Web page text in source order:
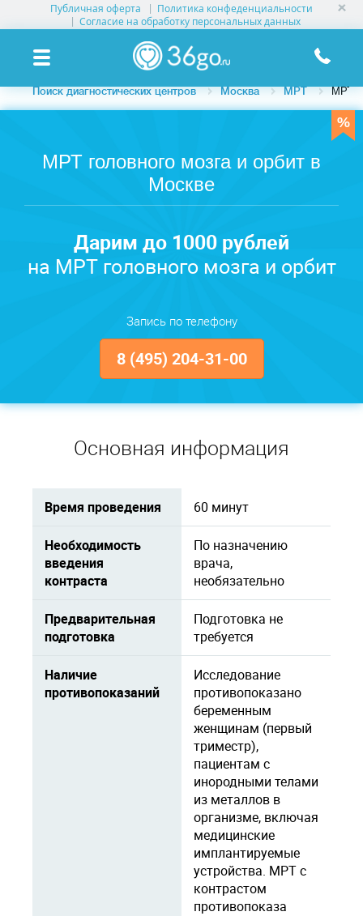
Публичная оферта
Политика конфеденциальности
Согласие на обработку персональных данных
УСЛУГИ КЛИНИК
КЛИНИКИ НА КАРТЕ
ПАМЯТКА ПАЦИЕНТУ
Поиск диагностических центров Москва МРТ МРТ
МРТ головного мозга и орбит в
Москве
Дарим до 1000 рублей
на МРТ головного мозга и орбит
Запись по телефону
8 (495) 204-31-00
Основная информация
Время проведения 60 минут
Необходимость
введения
контраста
По назначению
врача,
необязательно
Предварительная
подготовка
Подготовка не
требуется
Наличие
противопоказаний
Исследование
противопоказано
беременным
женщинам (первый
триместр),
пациентам с
инородными телами
из металлов в
организме, включая
медицинские
имплантируемые
устройства. МРТ с
контрастом
противопоказа